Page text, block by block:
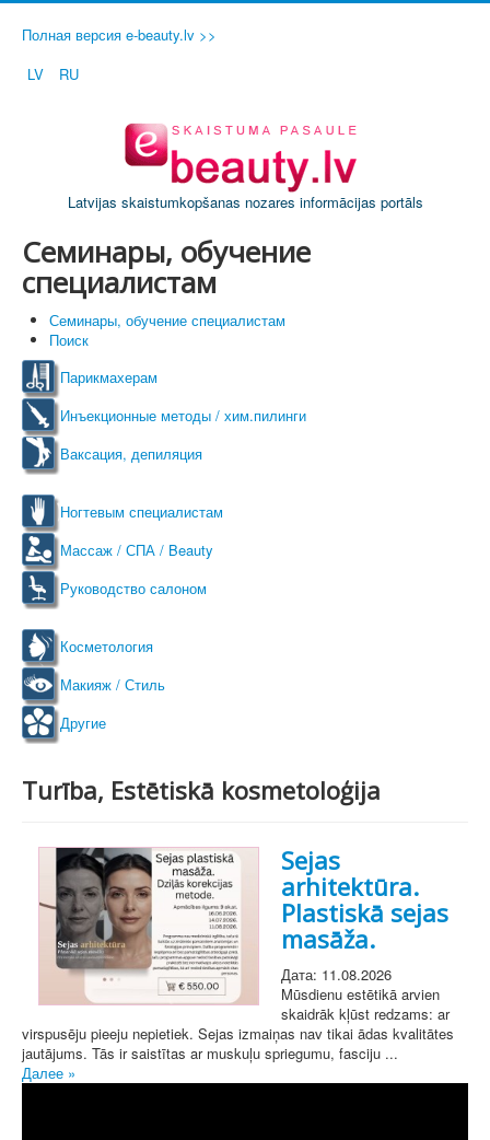
Полная версия e-beauty.lv >>
LV
RU
Latvijas skaistumkopšanas nozares informācijas portāls
Семинары, обучение
специалистам
Семинары, обучение специалистам
Поиск
Парикмахерам
Инъекционные методы / хим.пилинги
Ваксация, депиляция
Ногтевым специалистам
Массаж / СПА / Beauty
Руководство салоном
Косметология
Макияж / Стиль
Другие
Turība, Estētiskā kosmetoloģija
Sejas
arhitektūra.
Plastiskā sejas
masāža.
Дата: 11.08.2026
Mūsdienu estētikā arvien
skaidrāk kļūst redzams: ar
virspusēju pieeju nepietiek. Sejas izmaiņas nav tikai ādas kvalitātes
jautājums. Tās ir saistītas ar muskuļu spriegumu, fasciju ...
Далее »